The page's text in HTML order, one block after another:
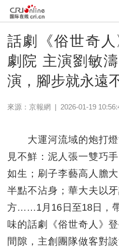
話劇《俗世奇
劇院 主演劉敏
演，腳步就永遠
來源： 京報網 | 2026-01-19
大運河流域的炮打燈
見不鮮：泥人張一雙巧
如生；刷子李藝高人膽
半點不沾身；華大夫以
方……1月16日至18日，
味的話劇《俗世奇人》
間隙，主創團隊做客對